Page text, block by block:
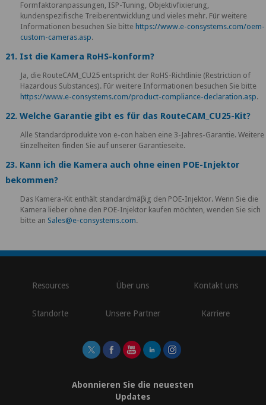
Formfaktoranpassungen, ISP-Tuning, Objektivfixierung,
kundenspezifische Treiberentwicklung und vieles mehr. Für weitere
Informationen besuchen Sie bitte https://www.e-consystems.com/oem-
custom-cameras.asp.
21. Ist die Kamera RoHS-konform?
Ja, die RouteCAM_CU25 entspricht der RoHS-Richtlinie (Restriction of
Hazardous Substances). Für weitere Informationen besuchen Sie bitte
https://www.e-consystems.com/product-compliance-declaration.asp.
22. Welche Garantie gibt es für das RouteCAM_CU25-Kit?
Alle Standardprodukte von e-con haben eine 3-Jahres-Garantie. Weitere
Einzelheiten finden Sie auf unserer Garantieseite.
23. Kann ich die Kamera auch ohne einen POE-Injektor
bekommen?
Das Kamera-Kit enthält standardmäβig den POE-Injektor. Wenn Sie die
Kamera lieber ohne den POE-Injektor kaufen möchten, wenden Sie sich
bitte an Sales@e-consystems.com.
Resources Über uns Kontakt uns
Standorte Unsere Partner Karriere
Abonnieren Sie die neuesten
Updates
\